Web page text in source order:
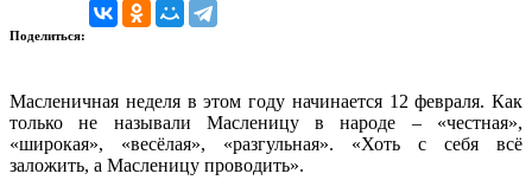
Поделиться:
Масленичная неделя в этом году начинается 12 февраля. Как
только не называли Масленицу в народе – «честная»,
«широкая», «весёлая», «разгульная». «Хоть с себя всё
заложить, а Масленицу проводить».